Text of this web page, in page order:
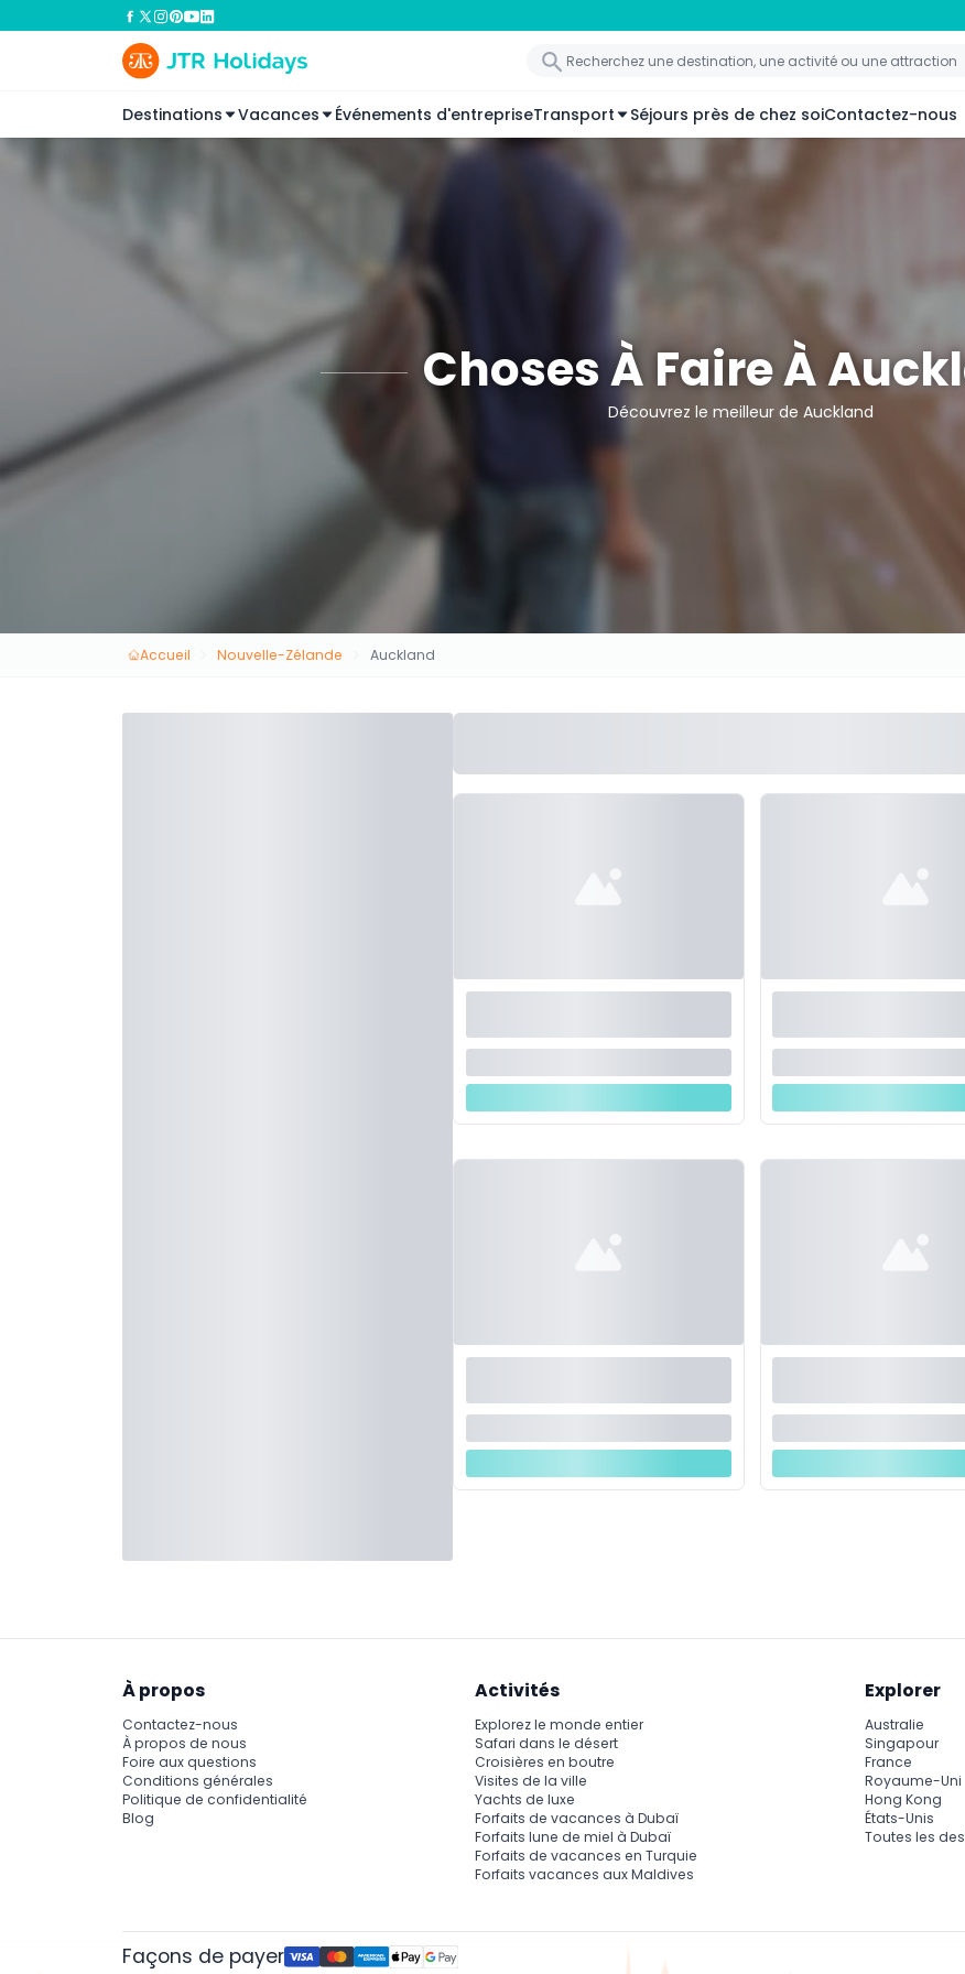
Destinations Vacances Événements d'entrepriseTransport Séjours près de chez soiContactez-nous
Choses À Faire À
Découvrez le meilleur de Auckland
Accueil Nouvelle-Zélande Auckland
À propos
Contactez-nous
À propos de nous
Foire aux questions
Conditions générales
Politique de confidentialité
Blog
Activités
Explorez le monde entier
Safari dans le désert
Croisières en boutre
Visites de la ville
Yachts de luxe
Forfaits de vacances à Dubaï
Forfaits lune de miel à Dubaï
Forfaits de vacances en Turquie
Forfaits vacances aux Maldives
Explorer
Australie
Singapour
France
Royaume-Uni
Hong Kong
États-Unis
Toutes les
Façons de payer